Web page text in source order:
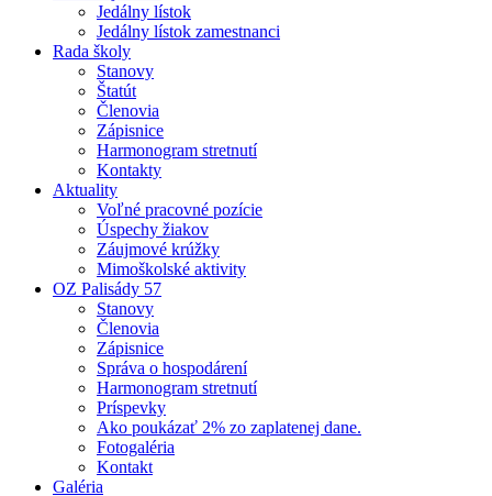
Jedálny lístok
Jedálny lístok zamestnanci
Rada školy
Stanovy
Štatút
Členovia
Zápisnice
Harmonogram stretnutí
Kontakty
Aktuality
Voľné pracovné pozície
Úspechy žiakov
Záujmové krúžky
Mimoškolské aktivity
OZ Palisády 57
Stanovy
Členovia
Zápisnice
Správa o hospodárení
Harmonogram stretnutí
Príspevky
Ako poukázať 2% zo zaplatenej dane.
Fotogaléria
Kontakt
Galéria